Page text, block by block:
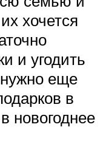
хочется
и угодить
еще
в
новогоднее